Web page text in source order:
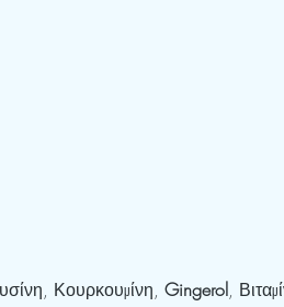
Κουρκουμίνη, Gingerol,